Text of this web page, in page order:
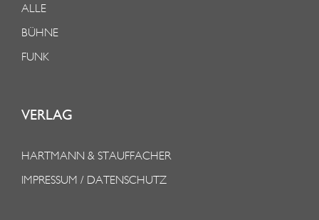
ALLE
BÜHNE
FUNK
VERLAG
HARTMANN & STAUFFACHER
IMPRESSUM / DATENSCHUTZ